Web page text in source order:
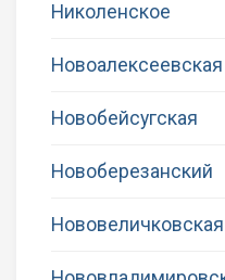
Николенское
Новоалексеевская
Новобейсугская
Новоберезанский
Нововеличковская